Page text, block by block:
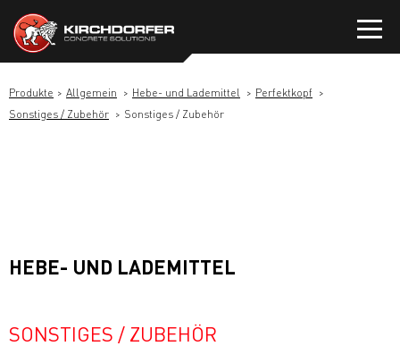
Inhalt
springen
Produkte Allgemein Hebe- und Lademittel
Perfektkopf
Sonstiges / Zubehör
Sonstiges / Zubehör
HEBE- UND LADEMITTEL
SONSTIGES / ZUBEHÖR